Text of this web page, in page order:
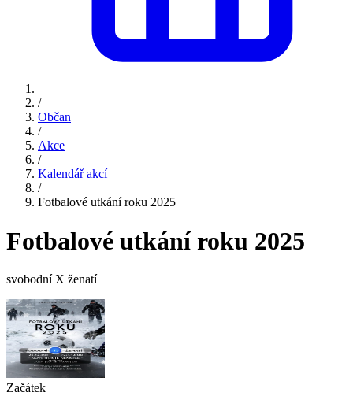
/
Občan
/
Akce
/
Kalendář akcí
/
Fotbalové utkání roku 2025
Fotbalové utkání roku 2025
svobodní X ženatí
Začátek